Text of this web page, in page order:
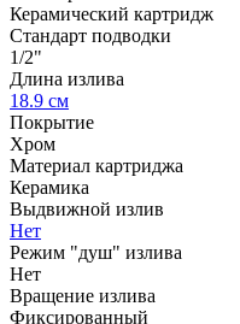
Керамический картридж
Стандарт подводки
1/2"
Длина излива
18.9 см
Покрытие
Хром
Материал картриджа
Керамика
Выдвижной излив
Нет
Режим "душ" излива
Нет
Вращение излива
Фиксированный